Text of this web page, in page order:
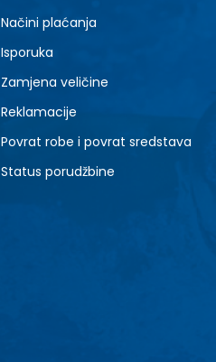
Načini plaćanja
Isporuka
Zamjena veličine
Reklamacije
Povrat robe i povrat sredstava
Status porudžbine